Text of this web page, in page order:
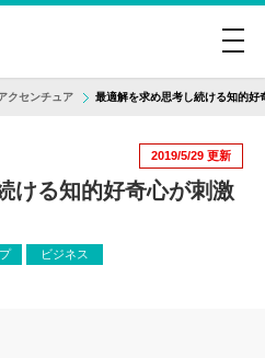
クセンチュア 最適解を求め思考し続ける知的好
2019/5/29 更新
ける知的好奇心が刺激
ビジネス